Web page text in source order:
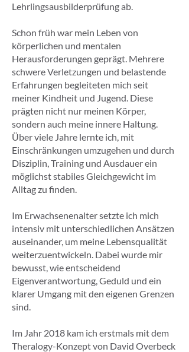
Lehrlingsausbilderprüfung ab.
Schon früh war mein Leben von
körperlichen und mentalen
Herausforderungen geprägt. Mehrere
schwere Verletzungen und belastende
Erfahrungen begleiteten mich seit
meiner Kindheit und Jugend. Diese
prägten nicht nur meinen Körper,
sondern auch meine innere Haltung.
Über viele Jahre lernte ich, mit
Einschränkungen umzugehen und durch
Disziplin, Training und Ausdauer ein
möglichst stabiles Gleichgewicht im
Alltag zu finden.
Im Erwachsenenalter setzte ich mich
intensiv mit unterschiedlichen Ansätzen
auseinander, um meine Lebensqualität
weiterzuentwickeln. Dabei wurde mir
bewusst, wie entscheidend
Eigenverantwortung, Geduld und ein
klarer Umgang mit den eigenen Grenzen
sind.
Im Jahr 2018 kam ich erstmals mit dem
Theralogy-Konzept von David Overbeck